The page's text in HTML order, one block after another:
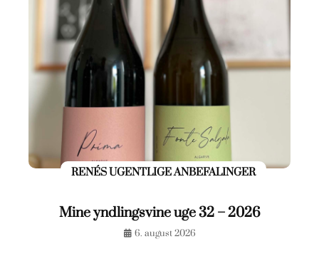
RENÉS UGENTLIGE ANBEFALINGER
Mine yndlingsvine uge 32 – 2026
6. august 2026